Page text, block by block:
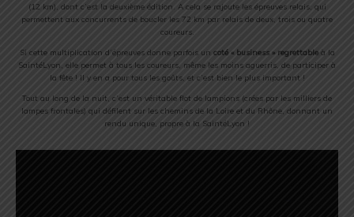
(12 km), dont c’est la deuxième édition. A cela se rajoute les épreuves relais, qui
permettent aux concurrents de boucler les 72 km par relais de deux, trois ou quatre
coureurs.
Si cette multiplication d’épreuves donne parfois un coté « business » regrettableà la
SaintéLyon, elle permet à tous les coureurs, même les moins aguerris, de participer à
la fête ! Il y en a pour tous les goûts, et c’est bien le plus important !
Tout au long de la nuit, c’est un véritable flot de lampions (crées par les milliers de
lampes frontales) qui défilent sur les chemins de la Loire et du Rhône, donnant un
rendu unique, propre à la SaintéLyon !